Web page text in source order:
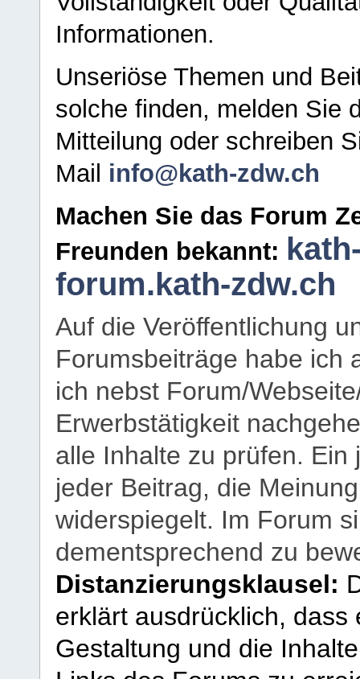
Informationen.
Unseriöse Themen und
solche finden, melden Sie
Mitteilung oder schreiben
Mail info@kath-zdw.ch
Machen Sie das Forum
Freunden bekannt:
forum.kath-zdw.ch
Auf die Veröffentlichung
Forumsbeiträge habe ich
ich nebst Forum/
Erwerbstätigkeit
alle Inhalte zu prüfen.
jeder Beitrag, die
widerspiegelt. Im Forum
dementsprechend zu
Distanzierungsklausel:
erklärt ausdrücklich,
Gestaltung und die